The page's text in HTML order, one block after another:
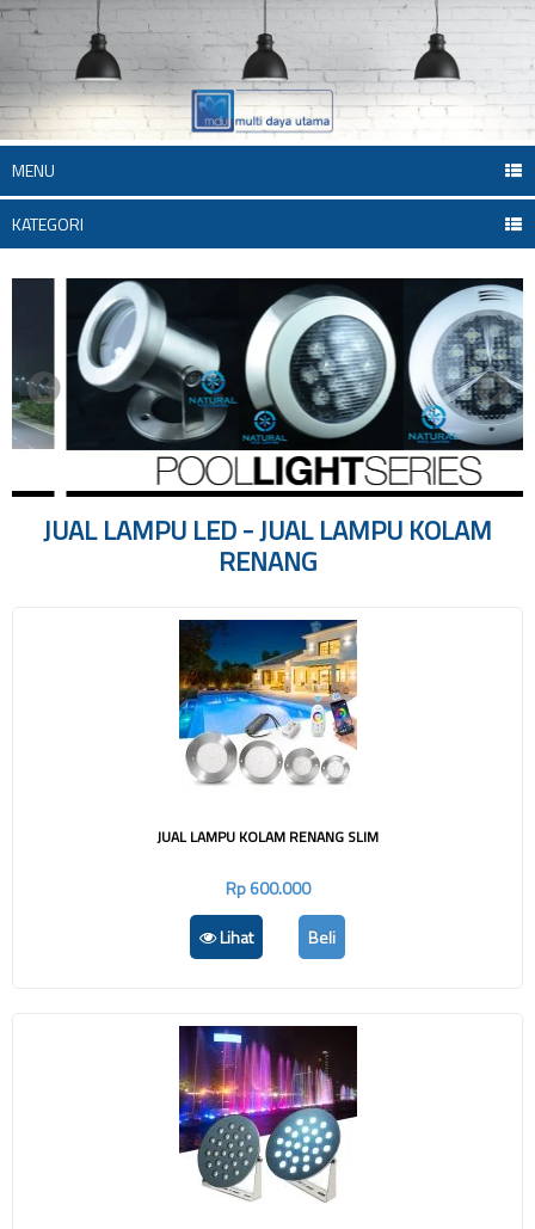
MENU
KATEGORI
JUAL LAMPU LED - JUAL LAMPU KOLAM
RENANG
JUAL LAMPU KOLAM RENANG SLIM
Rp 600.000
Lihat
Beli